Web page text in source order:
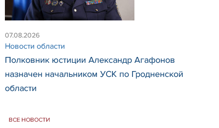
07.08.2026
Новости области
Полковник юстиции Александр Агафонов
назначен начальником УСК по Гродненской
области
ВСЕ НОВОСТИ